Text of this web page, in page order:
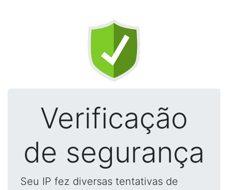
Verificação
de segurança
Seu IP fez diversas tentativas de